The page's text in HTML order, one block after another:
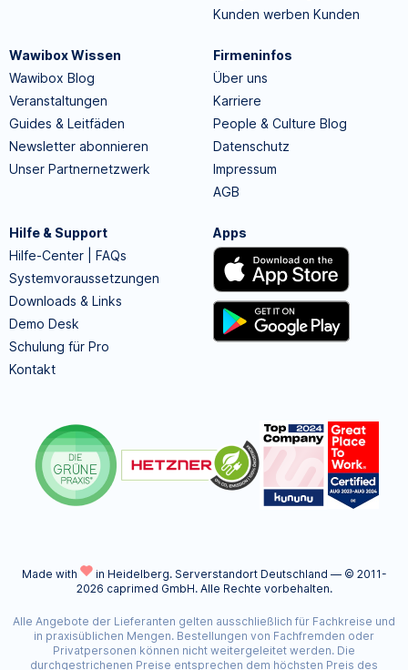
Kunden werben Kunden
Wawibox Wissen
Wawibox Blog
Veranstaltungen
Guides & Leitfäden
Newsletter abonnieren
Unser Partnernetzwerk
Firmeninfos
Über uns
Karriere
People & Culture Blog
Datenschutz
Impressum
AGB
Hilfe & Support
Hilfe-Center | FAQs
Systemvoraussetzungen
Downloads & Links
Demo Desk
Schulung für Pro
Kontakt
Apps
Made with in Heidelberg. Serverstandort Deutschland — © 2011-
2026 caprimed GmbH. Alle Rechte vorbehalten.
Alle Angebote der Lieferanten gelten ausschließlich für Fachkreise und
in praxisüblichen Mengen. Bestellungen von Fachfremden oder
Privatpersonen können nicht weitergeleitet werden. Die
durchgestrichenen Preise entsprechen dem höchsten Preis des